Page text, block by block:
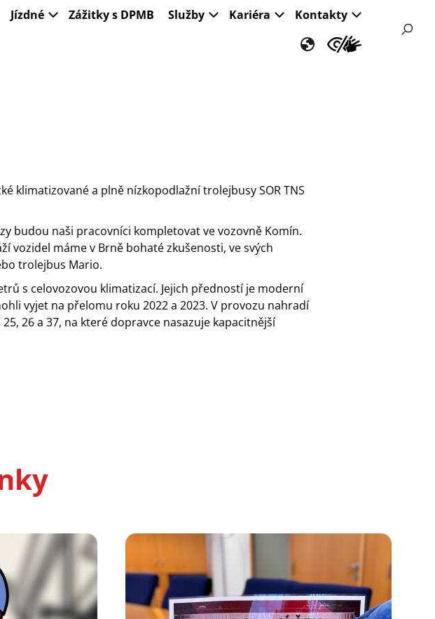
Jízdné Zážitky s DPMB Služby Kariéra Kontakty
klimatizované a plně nízkopodlažní trolejbusy SOR TNS
budou naši pracovníci kompletovat ve vozovně Komín.
vozidel máme v Brně bohaté zkušenosti, ve svých
trolejbus Mario.
s celovozovou klimatizací. Jejich předností je moderní
vyjet na přelomu roku 2022 a 2023. V provozu nahradí
26 a 37, na které dopravce nasazuje kapacitnější